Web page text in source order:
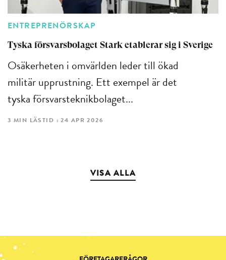
ENTREPRENÖRSKAP
Tyska försvarsbolaget Stark etablerar sig i Sverige
Osäkerheten i omvärlden leder till ökad
militär upprustning. Ett exempel är det
tyska försvarsteknikbolaget...
3 MIN LÄSTID : 24 APR 2026
VISA ALLA